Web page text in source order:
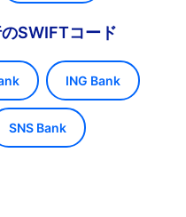
SWIFTコード
ING Bank
SNS Bank